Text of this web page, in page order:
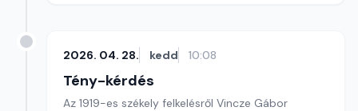
2026. 04. 28. kedd 10:08
Tény-kérdés
Az 1919-es székely felkelésről Vincze Gábor